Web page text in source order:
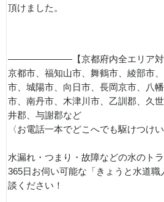
頂けました。
———————【京都府内全エリ
京都市、福知山市、舞鶴市、綾部市
市、城陽市、向日市、長岡京市、八
市、南丹市、木津川市、乙訓郡、久
井郡、与謝郡など
〈お電話一本でどこへでも駆けつけ
水漏れ・つまり・故障などの水のト
365日お伺い可能な「きょうと水道
談ください！